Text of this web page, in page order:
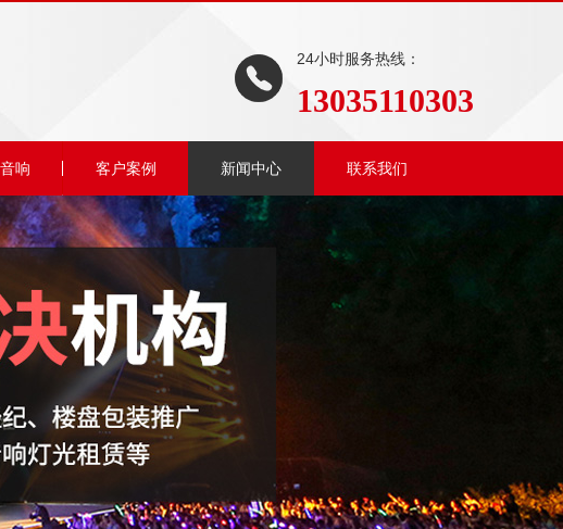
24小时服务热线：
13035110303
响 客户案例 新闻中心 联系我们